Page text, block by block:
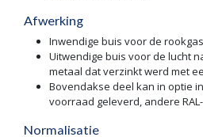
Afwerking
Inwendige buis voor de
Uitwendige buis voor de lucht
metaal dat verzinkt werd met
Bovendakse deel kan in optie
voorraad geleverd, andere
Normalisatie